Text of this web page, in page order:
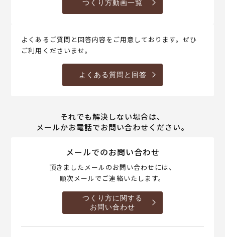
つくり方動画一覧
よくあるご質問と回答内容をご用意しております。ぜひ
ご利用くださいませ。
よくある質問と回答
それでも解決しない場合は、
メールかお電話でお問い合わせください。
メールでのお問い合わせ
頂きましたメールのお問い合わせには、
順次メールでご連絡いたします。
つくり方に関する
お問い合わせ